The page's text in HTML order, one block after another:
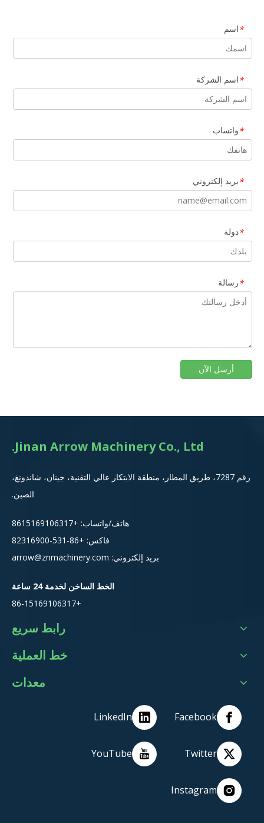
*اسم
*اسم الشركة
*واتساب
*بريد إلكتروني
*دولة
*رسالة
أرسل الآن
Jinan Arrow Machinery Co., Ltd.
رقم 7287، طريق المطار، منطقة الابتكار عالي التقنية، جينان، شاندونغ،
الصين.
هاتف/واتساب: +8615
169106317
فاكس: +86-531-82316900
بريد إلكتروني: arrow@znmachinery.com
الخط الساخن لخدمة 24 ساعة
+86-15169106317
رابط سريع
خط العملية
معدات
Facebook
LinkedIn
Twitter
YouTube
Instagram